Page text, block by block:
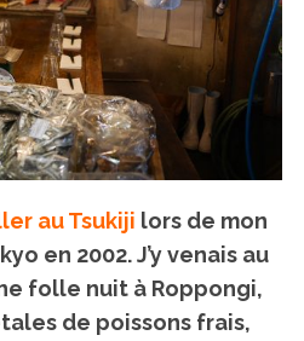
au Tsukiji lors de mon
en 2002. J’y venais au
folle nuit à Roppongi,
de poissons frais,